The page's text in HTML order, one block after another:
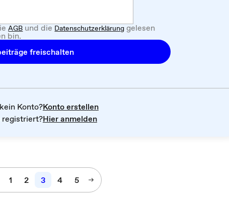
AGBund dieDatenschutzerklärunggelesen
bin.
freischalten
Konto?Konto erstellen
registriert?Hier anmelden
1 2 3 4 5